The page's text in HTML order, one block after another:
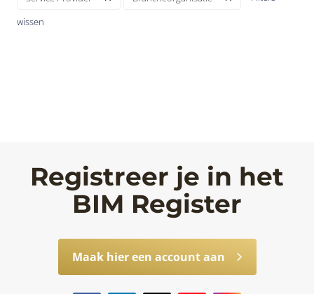
wissen
Registreer je in het
BIM Register
Maak hier een account aan